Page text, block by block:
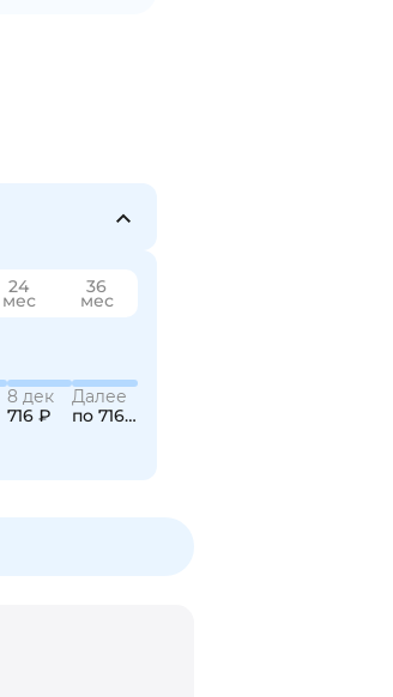
24
мес
36
мес
8 дек
716 ₽
Далее
по 716 ₽